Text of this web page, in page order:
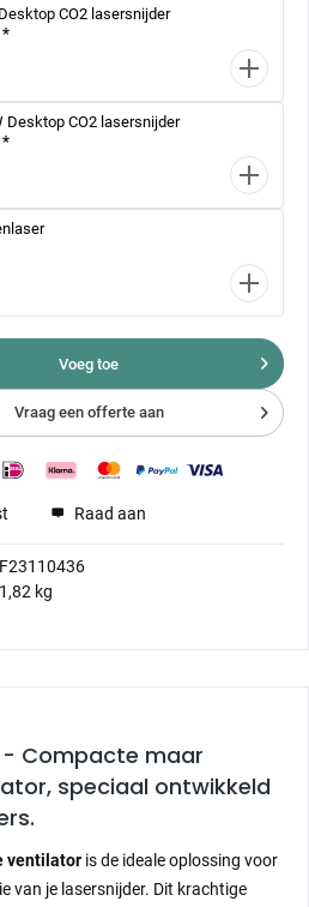
CO2 lasersnijder
*
Desktop CO2 lasersnijder
*
Voeg toe
Vraag een offerte aan
Raad aan
F23110436
1,82 kg
- Compacte maar
speciaal ontwikkeld
ventilator is de ideale oplossing voor
van je lasersnijder. Dit krachtige